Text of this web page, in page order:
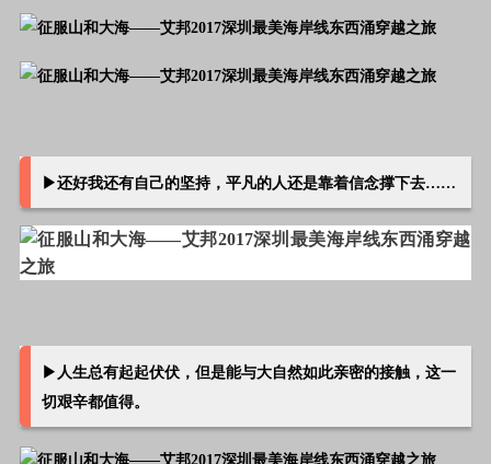
▶还好我还有自己的坚持，平凡的人还是靠着信念撑下去……
▶ 人生总有起起伏伏，但是能与大自然如此亲密的接触，这一
切艰辛都值得。